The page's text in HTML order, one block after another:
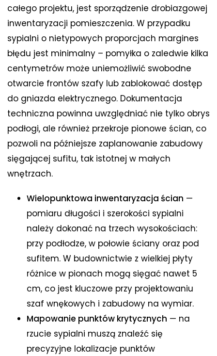
całego projektu, jest sporządzenie drobiazgowej
inwentaryzacji pomieszczenia. W przypadku
sypialni o nietypowych proporcjach margines
błędu jest minimalny – pomyłka o zaledwie kilka
centymetrów może uniemożliwić swobodne
otwarcie frontów szafy lub zablokować dostęp
do gniazda elektrycznego. Dokumentacja
techniczna powinna uwzględniać nie tylko obrys
podłogi, ale również przekroje pionowe ścian, co
pozwoli na późniejsze zaplanowanie zabudowy
sięgającej sufitu, tak istotnej w małych
wnętrzach.
Wielopunktowa inwentaryzacja ścian —
pomiaru długości i szerokości sypialni
należy dokonać na trzech wysokościach:
przy podłodze, w połowie ściany oraz pod
sufitem. W budownictwie z wielkiej płyty
różnice w pionach mogą sięgać nawet 5
cm, co jest kluczowe przy projektowaniu
szaf wnękowych i zabudowy na wymiar.
Mapowanie punktów krytycznych — na
rzucie sypialni muszą znaleźć się
precyzyjne lokalizacje punktów